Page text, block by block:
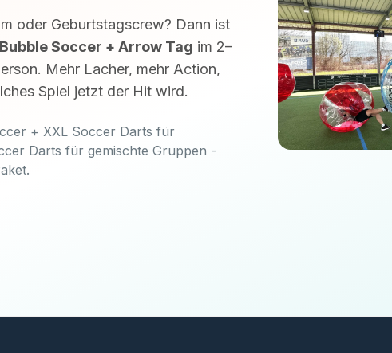
oder Geburtstagscrew? Dann ist
Bubble Soccer + Arrow Tag im 2–
Mehr Lacher, mehr Action,
Spiel jetzt der Hit wird.
+ XXL Soccer Darts für
Darts für gemischte Gruppen -